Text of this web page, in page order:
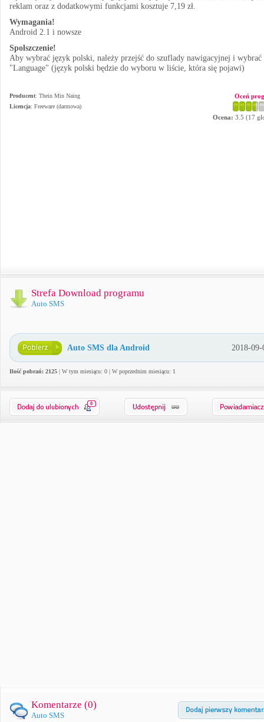
reklam oraz z dodatkowymi funkcjami kosztuje 7,19 zł.
Wymagania!
Android 2.1 i nowsze
Spolszczenie!
Aby wybrać język polski, należy przejść do szuflady nawigacyjnej i wybrać
"Language" (język polski będzie do wyboru w liście, która się pojawi)
Producent: Thein Min Naing
Licencja: Freeware (darmowa)
Oceń
Ocena: 3.5 (17
Strefa Download programu
Auto SMS
Auto SMS dla Android 2018-09-
Ilość pobrań: 2125 | W tym miesiącu: 0 | W poprzednim miesiącu: 1
0
Komentarze (0)
Auto SMS